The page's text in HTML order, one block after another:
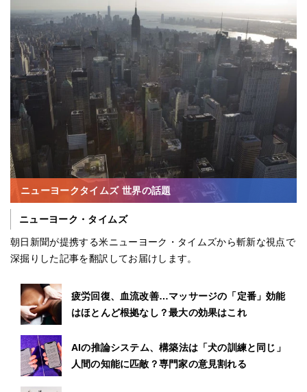
ニューヨークタイムズ 世界の話題
ニューヨーク・タイムズ
朝日新聞が提携する米ニューヨーク・タイムズから斬新な視点で
深掘りした記事を翻訳してお届けします。
疲労回復、血流改善…マッサージの「定番」効能
はほとんど根拠なし？最大の効果はこれ
AIの推論システム、構築法は「犬の訓練と同じ」
人間の知能に匹敵？専門家の意見割れる